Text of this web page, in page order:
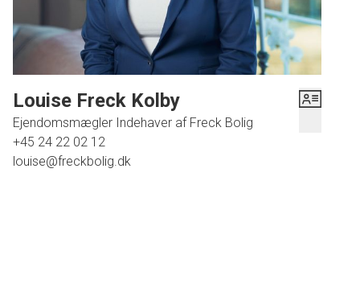
Louise Freck Kolby
Ejendomsmægler Indehaver af Freck Bolig
+45 24 22 02 12
louise@freckbolig.dk